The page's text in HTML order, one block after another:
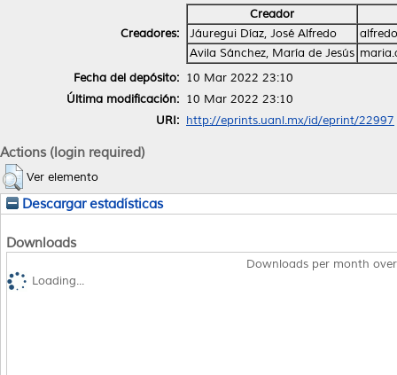
Creadores:
Creador
Jáuregui Díaz, José Alfredo
Avila Sánchez, María de Jesús
Fecha del depósito: 10 Mar 2022 23:10
Última modificación: 10 Mar 2022 23:10
URI: http://eprints.uanl.mx/id/eprint/22997
Actions (login required)
Ver elemento
Descargar estadísticas
Downloads
Downloads per month
Loading...